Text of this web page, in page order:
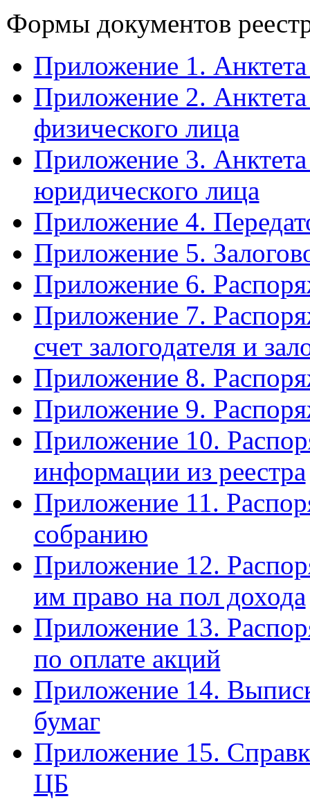
Формы документов
Приложение 1. Анктета
Приложение 2. Анктета
физического лица
Приложение 3. Анктета
юридического лица
Приложение 4.
Приложение 5.
Приложение 6.
Приложение 7.
счет залогодателя и
Приложение 8.
Приложение 9.
Приложение 10.
информации из реестра
Приложение 11.
собранию
Приложение 12.
им право на пол дохода
Приложение 13.
по оплате акций
Приложение 14.
бумаг
Приложение 15.
ЦБ